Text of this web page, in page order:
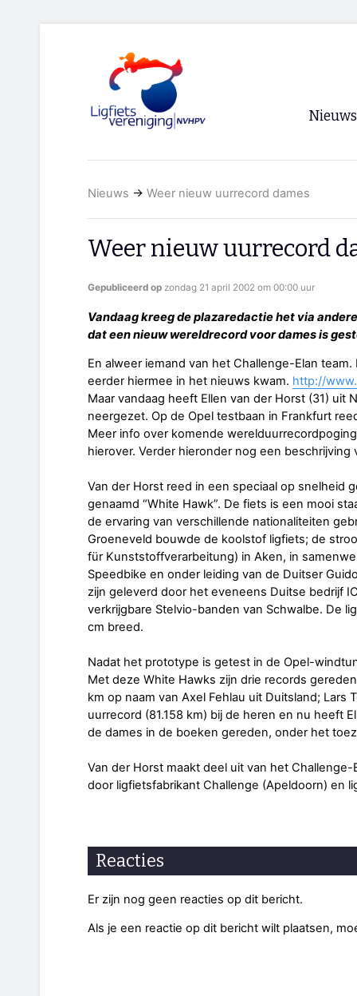
Nieuws
RSS
Nieuws → Weer nieuw uurrecord dames
Weer nieuw uurrecord
Gepubliceerd op zondag 21 april 2002 om 00:00 uur
Vandaag kreeg de plazaredactie het via
dat een nieuw wereldrecord voor dames is
En alweer iemand van het Challenge-Elan
eerder hiermee in het nieuws kwam. http://
Maar vandaag heeft Ellen van der Horst (31)
neergezet. Op de Opel testbaan in Frankfurt
Meer info over komende
hierover. Verder hieronder nog een
Van der Horst reed in een speciaal op snelheid
genaamd “White Hawk”. De fiets is een mooi
de ervaring van verschillende nationaliteiten
Groeneveld bouwde de koolstof ligfiets; de
für Kunststoffverarbeitung) in Aken, in
Speedbike en onder leiding van de Duitser
zijn geleverd door het eveneens Duitse bedrijf
verkrijgbare Stelvio-banden van Schwalbe. De
cm breed.
Nadat het prototype is getest in de Opel-
Met deze White Hawks zijn drie records
km op naam van Axel Fehlau uit Duitsland;
uurrecord (81.158 km) bij de heren en nu heeft
de dames in de boeken gereden, onder het
Van der Horst maakt deel uit van het
door ligfietsfabrikant Challenge (Apeldoorn) en
Reacties
Er zijn nog geen reacties op dit bericht.
Als je een reactie op dit bericht wilt plaatsen,